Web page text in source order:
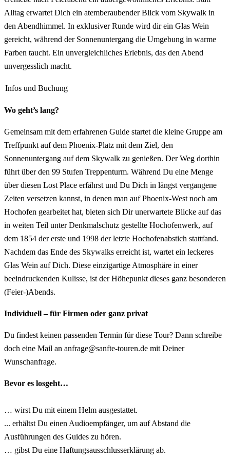
Alltag erwartet Dich ein atemberaubender Blick vom Skywalk in
den Abendhimmel. In exklusiver Runde wird dir ein Glas Wein
gereicht, während der Sonnenuntergang die Umgebung in warme
Farben taucht. Ein unvergleichliches Erlebnis, das den Abend
unvergesslich macht.
Infos und Buchung
Wo geht’s lang?
Gemeinsam mit dem erfahrenen Guide startet die kleine Gruppe am
Treffpunkt auf dem Phoenix-Platz mit dem Ziel, den
Sonnenuntergang auf dem Skywalk zu genießen. Der Weg dorthin
führt über den 99 Stufen Treppenturm. Während Du eine Menge
über diesen Lost Place erfährst und Du Dich in längst vergangene
Zeiten versetzen kannst, in denen man auf Phoenix-West noch am
Hochofen gearbeitet hat, bieten sich Dir unerwartete Blicke auf das
in weiten Teil unter Denkmalschutz gestellte Hochofenwerk, auf
dem 1854 der erste und 1998 der letzte Hochofenabstich stattfand.
Nachdem das Ende des Skywalks erreicht ist, wartet ein leckeres
Glas Wein auf Dich. Diese einzigartige Atmosphäre in einer
beeindruckenden Kulisse, ist der Höhepunkt dieses ganz besonderen
(Feier-)Abends.
Individuell – für Firmen oder ganz privat
Du findest keinen passenden Termin für diese Tour? Dann schreibe
doch eine Mail an anfrage@sanfte-touren.de mit Deiner
Wunschanfrage.
Bevor es losgeht…
… wirst Du mit einem Helm ausgestattet.
... erhältst Du einen Audioempfänger, um auf Abstand die
Ausführungen des Guides zu hören.
… gibst Du eine Haftungsausschlusserklärung ab.